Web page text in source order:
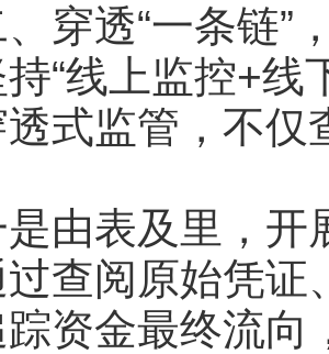
透“一条链”
线上监控+线下
式监管，不仅
表及里，开
查阅原始凭证
资金最终流向